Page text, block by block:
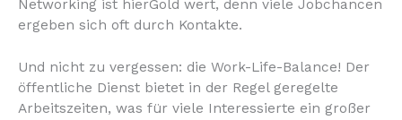
Networking ist hierGold wert, denn viele Jobchancen
ergeben sich oft durch Kontakte.
Und nicht zu vergessen: die Work-Life-Balance! Der
öffentliche Dienst bietet in der Regel geregelte
Arbeitszeiten, was für viele Interessierte ein großer